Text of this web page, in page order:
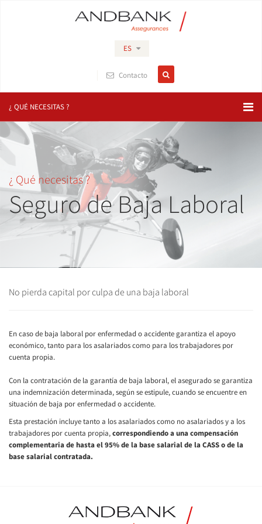
ES
Contacto
¿ QUÉ NECESITAS ?
¿ Qué necesitas ?
Seguro de Baja Laboral
No pierda capital por culpa de una baja laboral
En caso de baja laboral por enfermedad o accidente garantiza el apoyo
económico, tanto para los asalariados como para los trabajadores por
cuenta propia.
Con la contratación de la garantía de baja laboral, el asegurado se garantiza
una indemnización determinada, según se estipule, cuando se encuentre en
situación de baja por enfermedad o accidente.
Esta prestación incluye tanto a los asalariados como no asalariados y a los
trabajadores por cuenta propia,correspondiendo a una compensación
complementaria de hasta el 95% de la base salarial de la CASS o de la
base salarial contratada.